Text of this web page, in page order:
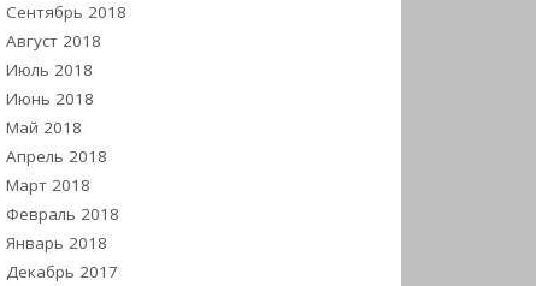
Сентябрь 2018
Август 2018
Июль 2018
Июнь 2018
Май 2018
Апрель 2018
Март 2018
Февраль 2018
Январь 2018
Декабрь 2017